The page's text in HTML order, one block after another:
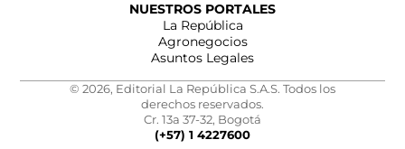
NUESTROS PORTALES
La República
Agronegocios
Asuntos Legales
© 2026, Editorial La República S.A.S. Todos los
derechos reservados.
Cr. 13a 37-32, Bogotá
(+57) 1 4227600